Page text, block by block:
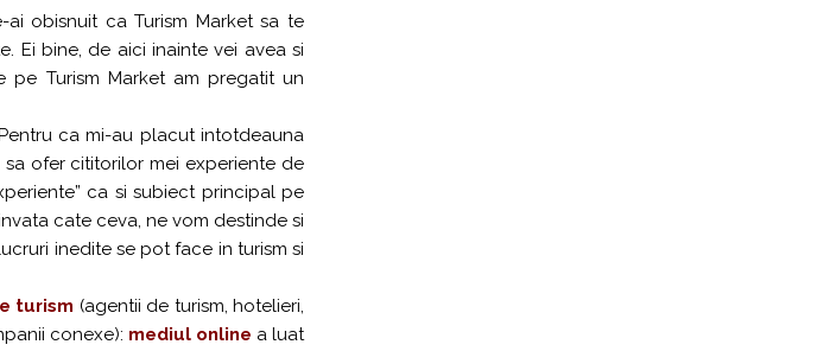
ai obisnuit ca Turism Market sa te
Ei bine, de aici inainte vei avea si
pe Turism Market am pregatit un
ca mi-au placut intotdeauna
ofer cititorilor mei experiente de
ca si subiect principal pe
cate ceva, ne vom destinde si
inedite se pot face in turism si
turism (agentii de turism, hotelieri,
conexe): mediul online a luat